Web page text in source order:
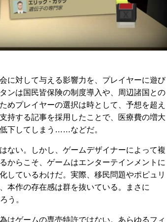
に対して与える影響力を、プレイヤーに遊び
ンは国民皆保険の制度導入や、周辺諸国との
めプレイヤーの選択は時として、予想を超え
持する記事を採用したことで、医療費の増大
下してしまう……などだ。
ない。しかし、ゲームデザイナーによって複
からこそ、ゲームはエンターテインメントに
しているわけだ。実際、移民問題やポピュリ
本作の存在感は群を抜いている。まさに
う。
はゲームの専売特許ではない。あらゆるフィ